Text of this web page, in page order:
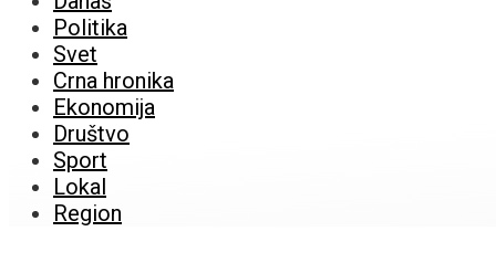
Politika
Svet
Crna hronika
Ekonomija
Društvo
Sport
Lokal
Region